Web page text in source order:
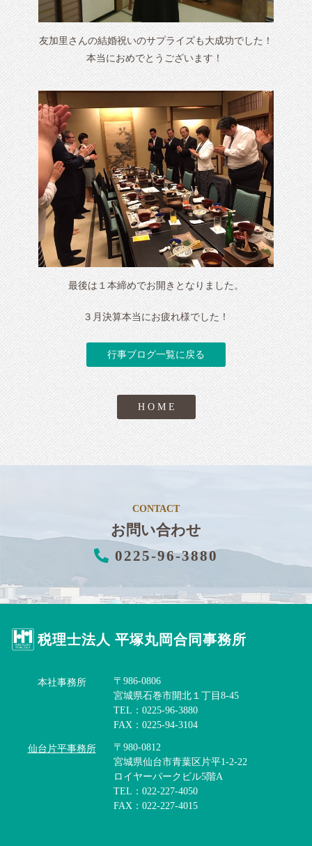
友加里さんの結婚祝いのサプライズも大成功でした！
本当におめでとうございます！
最後は１本締めでお開きとなりました。
３月決算本当にお疲れ様でした！
行事ブログ一覧に戻る
H O M E
CONTACT
お問い合わせ
0225-96-3880
税理士法人 平塚丸岡合同事務所
本社事務所
〒986-0806
宮城県石巻市開北１丁目8-45
TEL：0225-96-3880
FAX：0225-94-3104
仙台片平事務所
〒980-0812
宮城県仙台市青葉区片平1-2-22
ロイヤーパークビル5階A
TEL：022-227-4050
FAX：022-227-4015